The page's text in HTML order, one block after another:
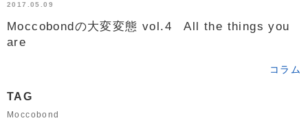
2017.05.09
Moccobondの大変変態 vol.4 All the things you
are
コラム
TAG
Moccobond